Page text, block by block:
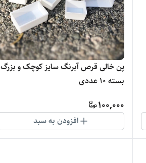
پن خالی قرص آبرنگ سایز کوچک و بزرگ
بسته 10 عددی
100,000
افزودن به سبد